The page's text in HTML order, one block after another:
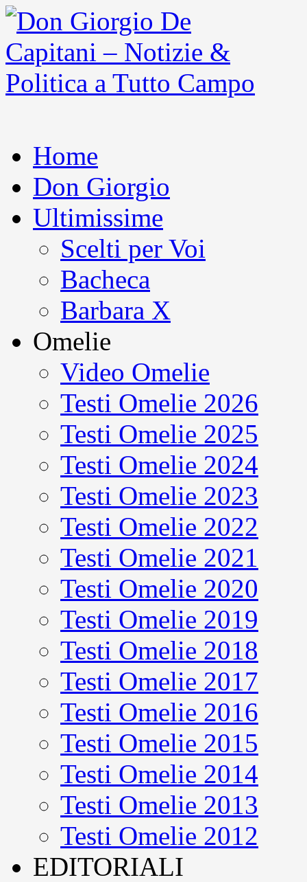
Home
Don Giorgio
Ultimissime
Scelti per Voi
Bacheca
Barbara X
Omelie
Video Omelie
Testi Omelie 2026
Testi Omelie 2025
Testi Omelie 2024
Testi Omelie 2023
Testi Omelie 2022
Testi Omelie 2021
Testi Omelie 2020
Testi Omelie 2019
Testi Omelie 2018
Testi Omelie 2017
Testi Omelie 2016
Testi Omelie 2015
Testi Omelie 2014
Testi Omelie 2013
Testi Omelie 2012
EDITORIALI